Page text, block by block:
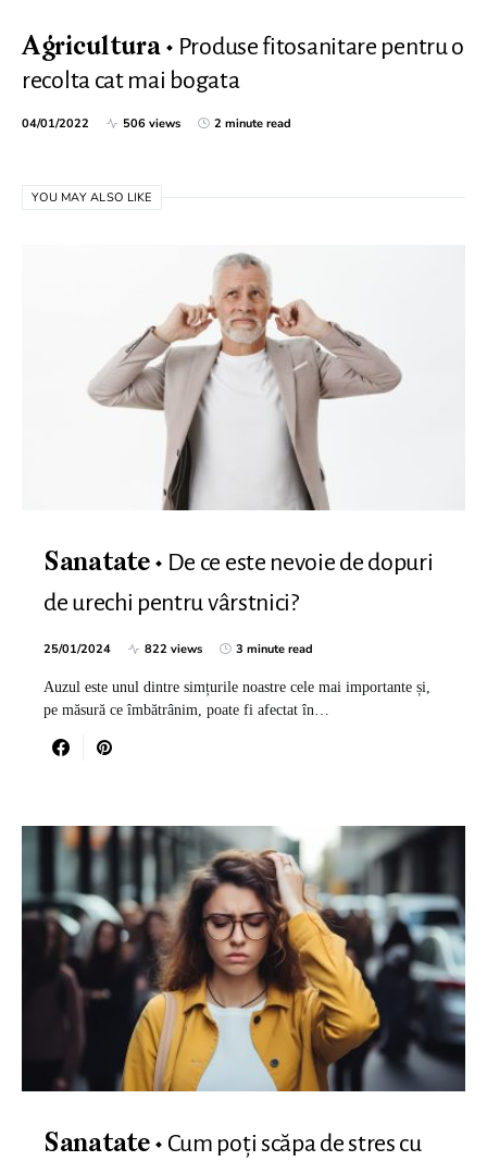
Agricultura
Produse fitosanitare pentru o
recolta cat mai bogata
04/01/2022 506 views 2 minute read
YOU MAY ALSO LIKE
Sanatate
De ce este nevoie de dopuri
de urechi pentru vârstnici?
25/01/2024 822 views 3 minute read
Auzul este unul dintre simțurile noastre cele mai importante și,
pe măsură ce îmbătrânim, poate fi afectat în…
Sanatate Cum poți scăpa de stres cu